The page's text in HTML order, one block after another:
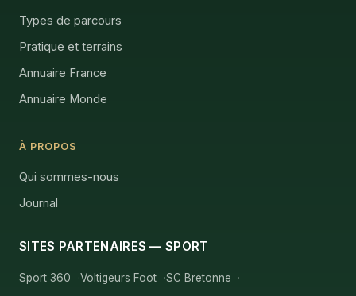
Types de parcours
Pratique et terrains
Annuaire France
Annuaire Monde
À PROPOS
Qui sommes-nous
Journal
SITES PARTENAIRES — SPORT
Sport 360 Voltigeurs Foot
SC Bretonne